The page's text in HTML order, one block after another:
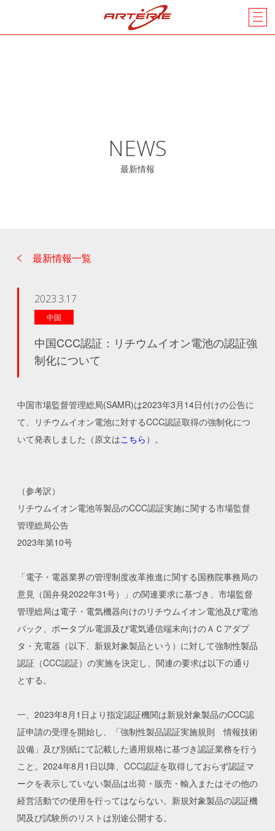
NEWS
最新情報
最新情報一覧
2023.3.17
中国
中国CCC認証：リチウムイオン電池の認証強
制化について
中国市場監督管理総局(SAMR)は2023年3月14日付けの公告に
て、リチウムイオン電池に対するCCC認証取得の強制化につ
いて発表しました（原文はこちら ）。
（参考訳）
リチウムイオン電池等製品のCCC認証実施に関する市場監督
管理総局公告
2023年第10号
「電子・電器業界の管理制度改革推進に関する国務院事務局の
意見（国弁発2022年31号）」の関連要求に基づき、市場監督
管理総局は電子・電気機器向けのリチウムイオン電池及び電池
パック、ポータブル電源及び電気通信端末向けのＡＣアダプ
タ・充電器（以下、新規対象製品という）に対して強制性製品
認証（CCC認証）の実施を決定し、関連の要求は以下の通り
とする。
一、2023年8月1日より指定認証機関は新規対象製品のCCC認
証申請の受理を開始し、「強制性製品認証実施規則 情報技術
設備」及び別紙にて記載した適用規格に基づき認証業務を行う
こと。2024年8月1日以降、CCC認証を取得しておらず認証マ
ークを表示していない製品は出荷・販売・輸入またはその他の
経営活動での使用を行ってはならない。新規対象製品の認証機
関及び試験所のリストは別途公開する。